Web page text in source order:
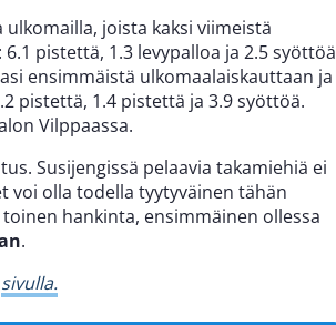
joista kaksi viimeistä
pistettä, 1.3 levypalloa ja 2.5 syöttöä
ensimmäistä ulkomaalaiskauttaan ja
pistettä, 1.4 pistettä ja 3.9 syöttöä.
Vilppaassa.
Susijengissä pelaavia takamiehiä ei
voi olla todella tyytyväinen tähän
hankinta, ensimmäinen ollessa
.
sivulla.